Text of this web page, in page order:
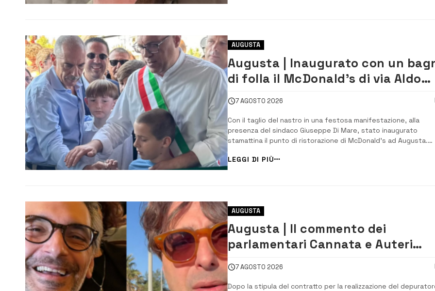
chiede garanzie sul ...
AUGUSTA
Augusta | Inaugurato con un
di folla il McDonald’s di via Aldo
Moro
7 AGOSTO 2026
Con il taglio del nastro in una festosa manifestazione, alla
presenza del sindaco Giuseppe Di Mare, stato inaugurato
stamattina il punto di ristorazione di McDonald’s ad Augusta.
Dopo anni di polemiche, ricorsi e sentenze favorevoli al Comune,
Augusta ha il suo punto di ristorazione McDonald’s. L’opera
avrebbe dovuto essere realizzata su un’ar...
LEGGI DI PIÙ
AUGUSTA
Augusta | Il commento dei
parlamentari Cannata e Auteri
dopo la firma del contatto per il
depuratore
7 AGOSTO 2026
Dopo la stipula del contratto per la realizzazione del